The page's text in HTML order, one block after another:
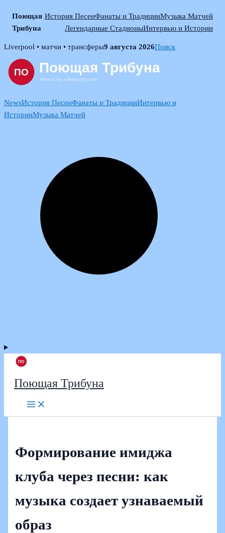
Поющая
Трибуна
История ПесенФанаты и ТрадицииМузыка Матчей
Легендарные СтадионыИнтервью и Истории
Skip
content
Liverpool • матчи • трансферы9 августа 2026Поиск
NewsИстория ПесенФанаты и ТрадицииИнтервью и
ИсторииМузыка Матчей
Поющая Трибуна
Формирование имиджа
клуба через песни: как
музыка создает узнаваемый
образ